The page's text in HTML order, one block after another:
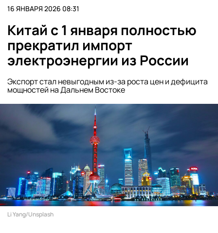
16 ЯНВАРЯ 2026 08:31
Китай с 1 января полностью
прекратил импорт
электроэнергии из России
Экспорт стал невыгодным из-за роста цен и дефицита
мощностей на Дальнем Востоке
Li Yang/Unsplash